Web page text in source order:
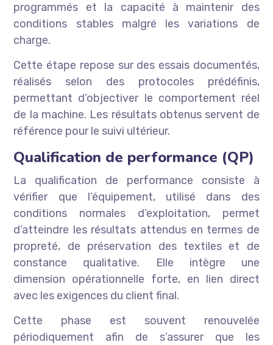
programmés et la capacité à maintenir des
conditions stables malgré les variations de
charge.
Cette étape repose sur des essais documentés,
réalisés selon des protocoles prédéfinis,
permettant d’objectiver le comportement réel
de la machine. Les résultats obtenus servent de
référence pour le suivi ultérieur.
Qualification de performance (QP)
La qualification de performance consiste à
vérifier que l’équipement, utilisé dans des
conditions normales d’exploitation, permet
d’atteindre les résultats attendus en termes de
propreté, de préservation des textiles et de
constance qualitative. Elle intègre une
dimension opérationnelle forte, en lien direct
avec les exigences du client final.
Cette phase est souvent renouvelée
périodiquement afin de s’assurer que les